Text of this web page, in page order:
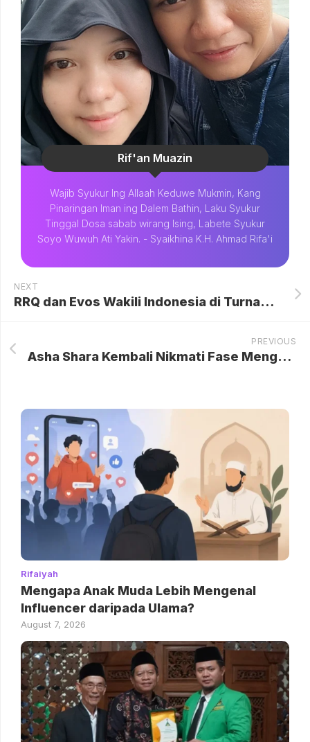
Rif'an Muazin
Wajib Syukur Ing Allaah Keduwe Mukmin, Kang
Pinaringan Iman ing Dalem Bathin, Laku Syukur
Tinggal Dosa sabab wirang Ising, Labete Syukur
Soyo Wuwuh Ati Yakin. - Syaikhina K.H. Ahmad Rifa'i
NEXT
RRQ dan Evos Wakili Indonesia di Turnamen Free Fire FFCM SEA 2026 Spring
PREVIOUS
Asha Shara Kembali Nikmati Fase Mengurus Bayi dan Toddler dengan Penuh Syukur dan Keterlibatan Penuh
Rifaiyah
Mengapa Anak Muda Lebih Mengenal
Influencer daripada Ulama?
August 7, 2026